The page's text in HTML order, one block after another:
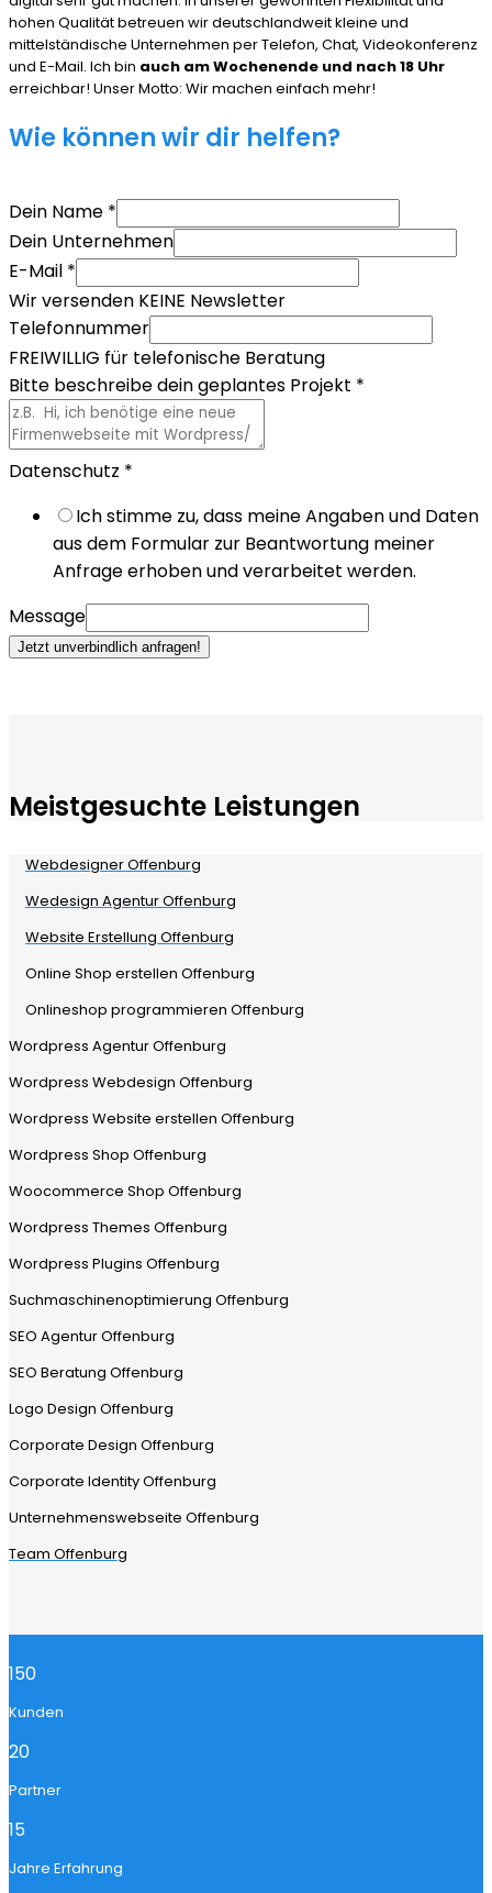
hohen Qualität betreuen wir deutschlandweit kleine und
mittelständische Unternehmen per Telefon, Chat, Videokonferenz
und E-Mail. Ich bin auch am Wochenende und nach 18 Uhr
erreichbar! Unser Motto: Wir machen einfach mehr!
Wie können wir dir helfen?
Dein Name *
Dein Unternehmen
E-Mail *
Wir versenden KEINE Newsletter
Telefonnummer
FREIWILLIG für telefonische Beratung
Bitte beschreibe dein geplantes Projekt *
Datenschutz *
Ich stimme zu, dass meine Angaben und Daten
aus dem Formular zur Beantwortung meiner
Anfrage erhoben und verarbeitet werden.
Message
Jetzt unverbindlich anfragen!
Meistgesuchte Leistungen
Webdesigner Offenburg
Wedesign Agentur Offenburg
Website Erstellung Offenburg
Online Shop erstellen Offenburg
Onlineshop programmieren Offenburg
Wordpress Agentur Offenburg
Wordpress Webdesign Offenburg
Wordpress Website erstellen Offenburg
Wordpress Shop Offenburg
Woocommerce Shop Offenburg
Wordpress Themes Offenburg
Wordpress Plugins Offenburg
Suchmaschinenoptimierung Offenburg
SEO Agentur Offenburg
SEO Beratung Offenburg
Logo Design Offenburg
Corporate Design Offenburg
Corporate Identity Offenburg
Unternehmenswebseite Offenburg
Team Offenburg
150
Kunden
20
Partner
15
Jahre Erfahrung